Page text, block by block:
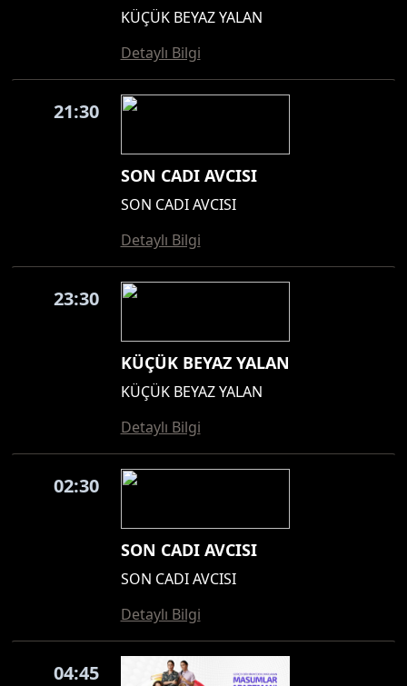
KÜÇÜK BEYAZ YALAN
Detaylı Bilgi
21:30
SON CADI AVCISI
SON CADI AVCISI
Detaylı Bilgi
23:30
KÜÇÜK BEYAZ YALAN
KÜÇÜK BEYAZ YALAN
Detaylı Bilgi
02:30
SON CADI AVCISI
SON CADI AVCISI
Detaylı Bilgi
04:45